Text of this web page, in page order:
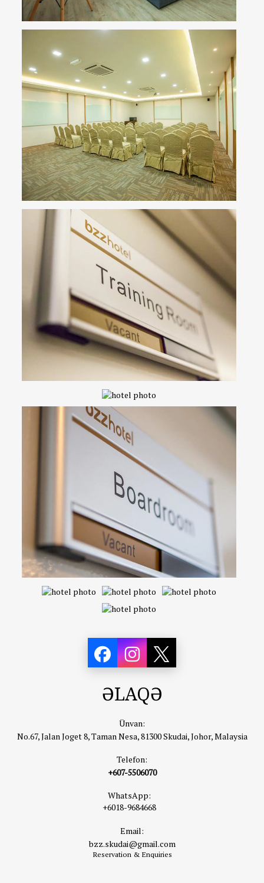
ƏLAQƏ
Ünvan:
No.67, Jalan Joget 8, Taman Nesa, 81300 Skudai, Johor, Malaysia
Telefon:
+607-5506070
WhatsApp:
+6018-9684668
Email:
bzz.skudai@gmail.com
Reservation & Enquiries